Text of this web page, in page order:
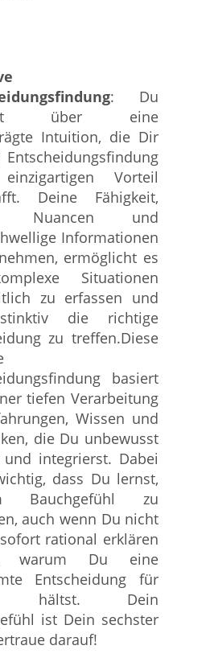
: Du
über eine
Intuition, die Dir
Vorteil
Deine Fähigkeit,
Nuancen und
Informationen
ermöglicht es
Situationen
zu erfassen und
die richtige
zu treffen.Diese
basiert
tiefen Verarbeitung
Wissen und
die Du unbewusst
integrierst. Dabei
dass Du lernst,
Bauchgefühl zu
auch wenn Du nicht
rational erklären
warum Du eine
Entscheidung für
hältst. Dein
ist Dein sechster
darauf!